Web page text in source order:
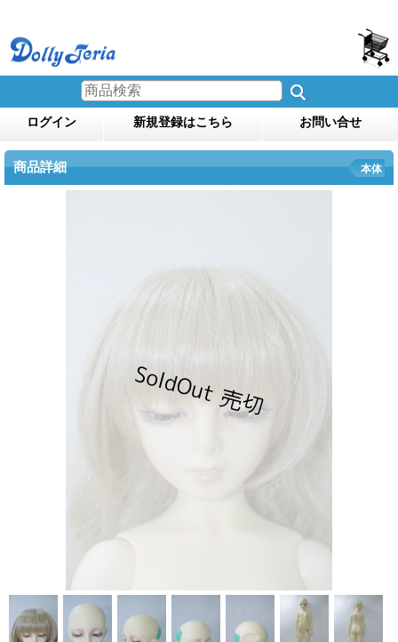
ログイン 新規登録はこちら お問い合せ
商品詳細 本体